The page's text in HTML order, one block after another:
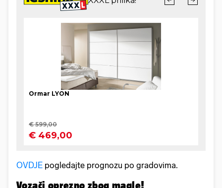
OVDJE pogledajte prognozu po gradovima.
Vozači oprezno zbog magle!